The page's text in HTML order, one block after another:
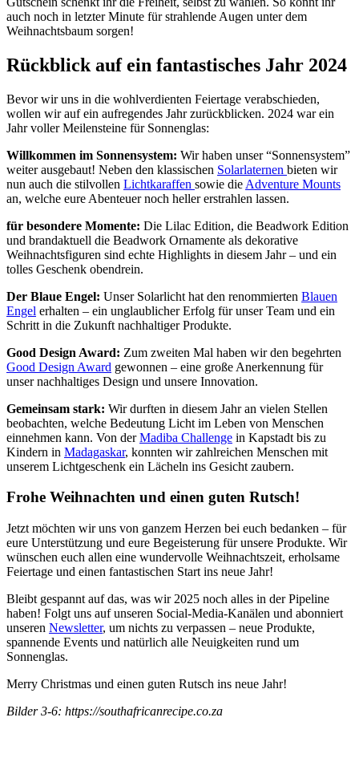
auch noch in letzter Minute für strahlende Augen unter dem
Weihnachtsbaum sorgen!
Rückblick auf ein fantastisches Jahr 2024
Bevor wir uns in die wohlverdienten Feiertage verabschieden,
wollen wir auf ein aufregendes Jahr zurückblicken. 2024 war ein
Jahr voller Meilensteine für Sonnenglas:
Willkommen im Sonnensystem: Wir haben unser “Sonnensystem”
weiter ausgebaut! Neben den klassischen Solarlaternen bieten wir
nun auch die stilvollen Lichtkaraffen sowie die Adventure Mounts
an, welche eure Abenteuer noch heller erstrahlen lassen.
für besondere Momente: Die Lilac Edition, die Beadwork Edition
und brandaktuell die Beadwork Ornamente als dekorative
Weihnachtsfiguren sind echte Highlights in diesem Jahr – und ein
tolles Geschenk obendrein.
Der Blaue Engel: Unser Solarlicht hat den renommierten Blauen
Engel erhalten – ein unglaublicher Erfolg für unser Team und ein
Schritt in die Zukunft nachhaltiger Produkte.
Good Design Award: Zum zweiten Mal haben wir den begehrten
Good Design Award gewonnen – eine große Anerkennung für
unser nachhaltiges Design und unsere Innovation.
Gemeinsam stark: Wir durften in diesem Jahr an vielen Stellen
beobachten, welche Bedeutung Licht im Leben von Menschen
einnehmen kann. Von derMadiba Challenge in Kapstadt bis zu
Kindern in Madagaskar, konnten wir zahlreichen Menschen mit
unserem Lichtgeschenk ein Lächeln ins Gesicht zaubern.
Frohe Weihnachten und einen guten Rutsch!
Jetzt möchten wir uns von ganzem Herzen bei euch bedanken – für
eure Unterstützung und eure Begeisterung für unsere Produkte. Wir
wünschen euch allen eine wundervolle Weihnachtszeit, erholsame
Feiertage und einen fantastischen Start ins neue Jahr!
Bleibt gespannt auf das, was wir 2025 noch alles in der Pipeline
haben! Folgt uns auf unseren Social-Media-Kanälen und abonniert
unseren Newsletter, um nichts zu verpassen – neue Produkte,
spannende Events und natürlich alle Neuigkeiten rund um
Sonnenglas.
Merry Christmas und einen guten Rutsch ins neue Jahr!
Bilder 3-6: https://southafricanrecipe.co.za